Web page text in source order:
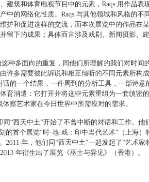
建筑和体育电视节目中的元素，Raqs 用作品表
中的网络化性质。Raqs 与其他领域和风格的不
护和促进这样的交流，而本次展览中的作品在
留下的成果；具体而言涉及戏剧、新闻摄影、
这种多面向的重复，同他们所理解的我们对时间
许多需要彼此诉说和相互倾听的不同元素所构
话的一个结果，一件周到的分析工具，一部诗意
育消遣：它打开并将这些元素重组为一套缜密
察艺术家在今日世界中所需应对的需求。
同“西天中土”开始了不曾中断的对话和工作。他
的首个展览“时·地·戏：印中当代艺术”（上海）
2011 年，他们同“西天中土”一起发起了“艺术家
年衍生出了展览《巫士与异见》（香港）。